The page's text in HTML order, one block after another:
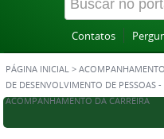
Contatos
PÁGINA INICIAL >
DE DESENVOLVIMENTO DE PESSOAS -
ACOMPANHAMENTO DA CARREIRA